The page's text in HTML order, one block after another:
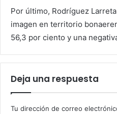
Por último, Rodríguez
imagen en territorio
56,3 por ciento y una
Deja una respuesta
Tu dirección de correo